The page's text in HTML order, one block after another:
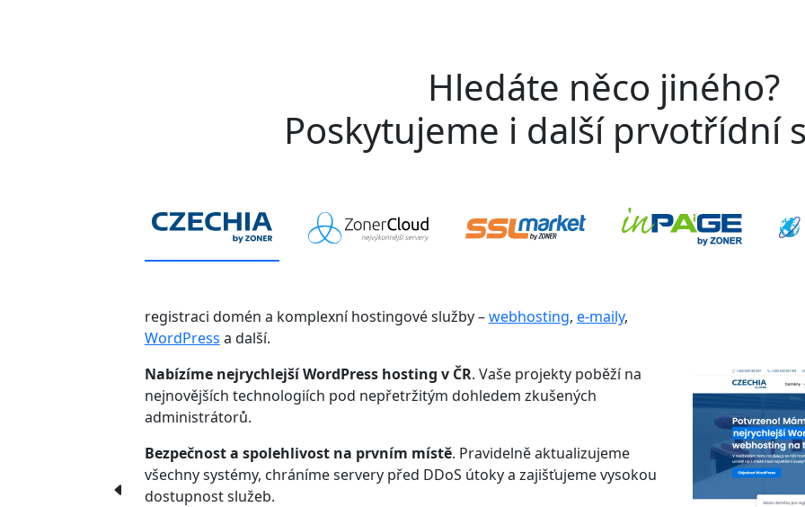
Hledáte něco jiného?
Poskytujeme i další prvotřídní
registraci domén a komplexní hostingové služby –webhosting, e-maily,
WordPress a další.
Nabízíme nejrychlejší WordPress hosting v ČR. Vaše projekty poběží na
nejnovějších technologiích pod nepřetržitým dohledem zkušených
administrátorů.
Bezpečnost a spolehlivost na prvním místě. Pravidelně aktualizujeme
všechny systémy, chráníme servery před DDoS útoky a zajišťujeme vysokou
dostupnost služeb.